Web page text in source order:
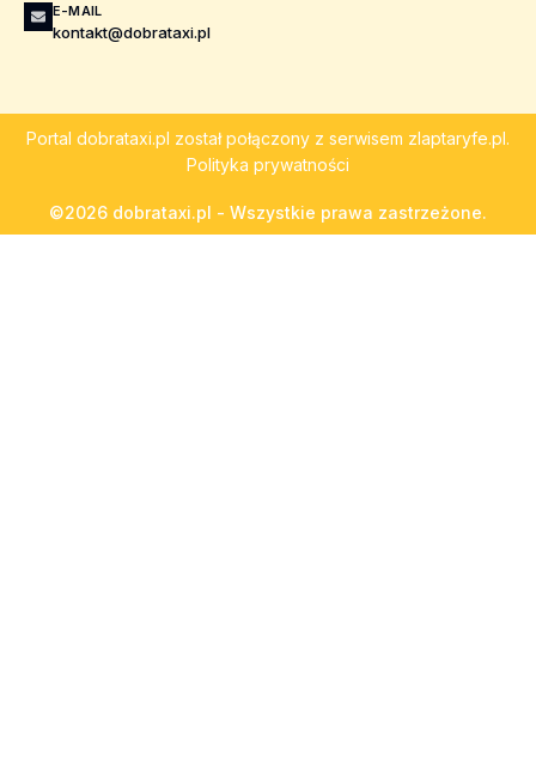
E-MAIL
kontakt@dobrataxi.pl
Portal dobrataxi.pl został połączony z serwisem zlaptaryfe.pl.
Polityka prywatności
©2026 dobrataxi.pl - Wszystkie prawa zastrzeżone.